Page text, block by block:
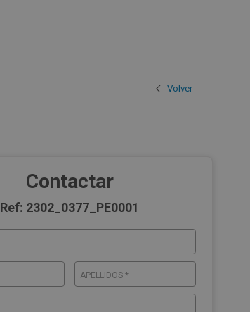
Volver
Contactar
Ref: 2302_0377_PE0001
APELLIDOS *